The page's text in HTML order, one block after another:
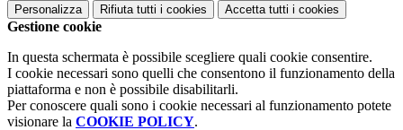
Personalizza Rifiuta tutti i cookies Accetta tutti i cookies
Gestione cookie
In questa schermata è possibile scegliere quali cookie consentire.
I cookie necessari sono quelli che consentono il funzionamento della
piattaforma e non è possibile disabilitarli.
Per conoscere quali sono i cookie necessari al funzionamento potete
visionare la COOKIE POLICY.